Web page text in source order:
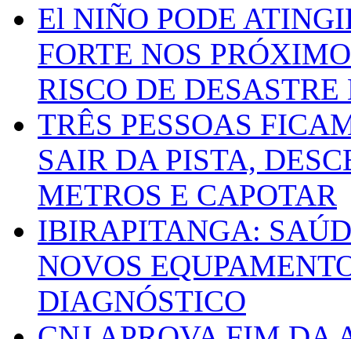
El NIÑO PODE
FORTE NOS
RISCO DE
TRÊS PESSOAS
SAIR DA PISTA,
METROS E CAPOTAR
IBIRAPITANGA:
NOVOS
DIAGNÓSTICO